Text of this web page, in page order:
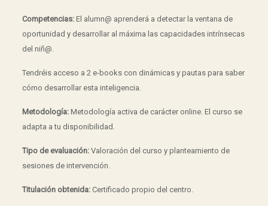
Competencias: El alumn@ aprenderá a detectar la ventana de
oportunidad y desarrollar al máxima las capacidades intrínsecas
del niñ@.
Tendréis acceso a 2 e-books con dinámicas y pautas para saber
cómo desarrollar esta inteligencia.
Metodología: Metodología activa de carácter online. El curso se
adapta a tu disponibilidad.
Tipo de evaluación: Valoración del curso y planteamiento de
sesiones de intervención.
Titulación obtenida: Certificado propio del centro.